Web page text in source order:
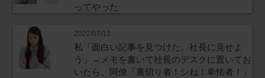
ってやった
2022/07/13
私「面白い記事を見つけた。社長に見せよ
う」→メモを書いて社長のデスクに置いてお
いたら、同僚「裏切り者！シね！卑怯者！」